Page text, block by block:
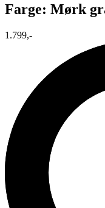
Farge: Mørk
1.799,-